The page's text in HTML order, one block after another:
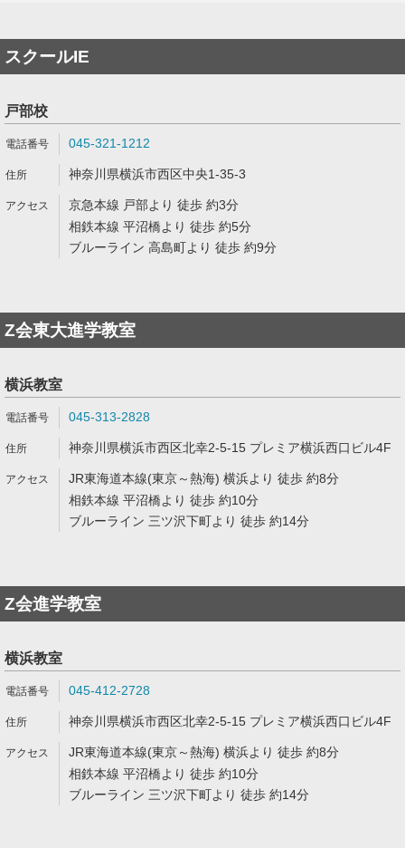
スクールIE
戸部校
045-321-1212
神奈川県横浜市西区中央1-35-3
京急本線 戸部より 徒歩 約3分
相鉄本線 平沼橋より 徒歩 約5分
ブルーライン 高島町より 徒歩 約9分
Z会東大進学教室
横浜教室
045-313-2828
神奈川県横浜市西区北幸2-5-15 プレミア横浜西口ビル4F
JR東海道本線(東京～熱海) 横浜より 徒歩 約8分
相鉄本線 平沼橋より 徒歩 約10分
ブルーライン 三ツ沢下町より 徒歩 約14分
Z会進学教室
横浜教室
045-412-2728
神奈川県横浜市西区北幸2-5-15 プレミア横浜西口ビル4F
JR東海道本線(東京～熱海) 横浜より 徒歩 約8分
相鉄本線 平沼橋より 徒歩 約10分
ブルーライン 三ツ沢下町より 徒歩 約14分